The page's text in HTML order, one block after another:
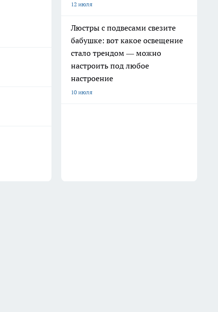
12 июля
Люстры с подвесами свезите
бабушке: вот какое освещение
стало трендом — можно
настроить под любое
настроение
10 июля